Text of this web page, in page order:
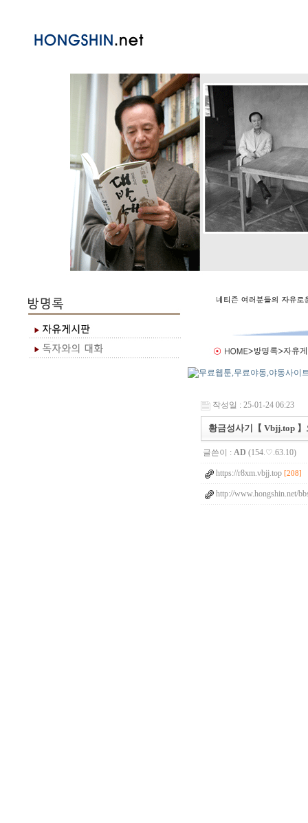
작성일 : 25-01-24 06:23
황금성사기【 Vbjj.top
글쓴이 : AD (154.♡.63.10)
https://r8xm.vbjj.top [208]
http://www.hongshin.net/